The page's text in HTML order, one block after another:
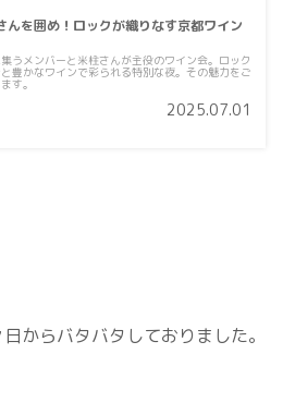
んを囲め！ロックが織りなす京都ワイン
うメンバーと米柱さんが主役のワイン会。ロック
豊かなワインで彩られる特別な夜。その魅力をご
す。
2025.07.01
からバタバタしておりました。